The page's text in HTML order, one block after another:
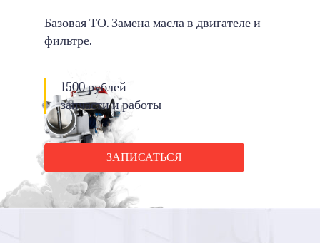
Базовая ТО. Замена масла в двигателе и
фильтре.
1500 рублей
запчасти и работы
ЗАПИСАТЬСЯ